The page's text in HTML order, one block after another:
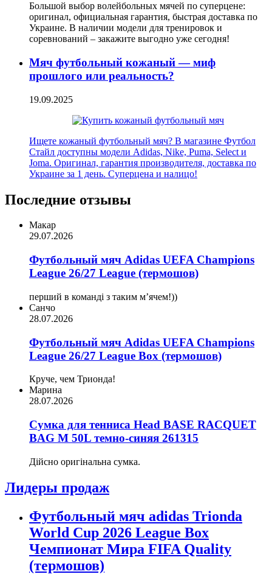
Большой выбор волейбольных мячей по суперцене:
оригинал, официальная гарантия, быстрая доставка по
Украине. В наличии модели для тренировок и
соревнований – закажите выгодно уже сегодня!
Мяч футбольный кожаный — миф
прошлого или реальность?
19.09.2025
Ищете кожаный футбольный мяч? В магазине Футбол
Стайл доступны модели Adidas, Nike, Puma, Select и
Joma. Оригинал, гарантия производителя, доставка по
Украине за 1 день. Суперцена и налицо!
Последние отзывы
Макар
29.07.2026
Футбольный мяч Adidas UEFA Champions
League 26/27 League (термошов)
перший в команді з таким мʼячем!))
Санчо
28.07.2026
Футбольный мяч Adidas UEFA Champions
League 26/27 League Box (термошов)
Круче, чем Трионда!
Марина
28.07.2026
Сумка для тенниса Head BASE RACQUET
BAG M 50L темно-синяя 261315
Дійсно оригінальна сумка.
Лидеры продаж
Футбольный мяч adidas Trionda
World Cup 2026 League Box
Чемпионат Мира FIFA Quality
(термошов)